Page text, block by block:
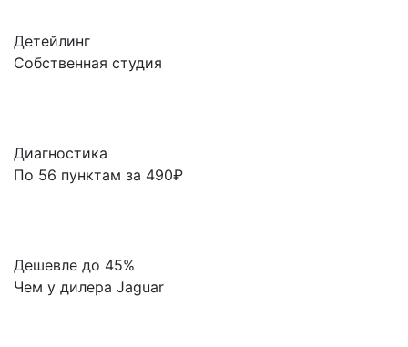
Детейлинг
Собственная студия
Диагностика
По 56 пунктам за 490₽
Дешевле до 45%
Чем у дилера Jaguar